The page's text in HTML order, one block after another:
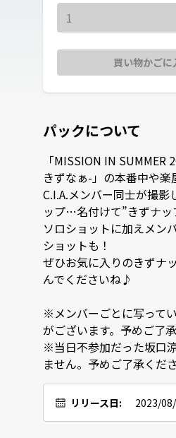
1
買い物かごに
パックについて
「MISSION IN SUMMER
きずなぁ-」の本番中や楽
C.I.A.メンバー同士が撮影
ップ…名付けて”きずナッ
ソロショットに加えメン
ショットも！
ぜひお気に入りのきずナ
んでくださいね♪
※メンバーごとに写って
がございます。予めご了
※当日不参加だった坂口
ません。予めご了承くださ
リリース日: 2023/